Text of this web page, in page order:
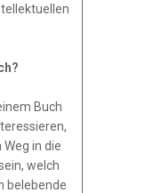
Buch
in die
welch
belebende